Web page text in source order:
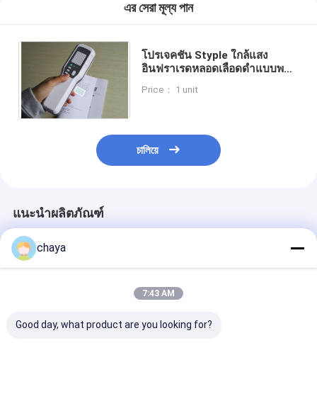
এর সেরা মূল্য পান
โปรเจคชัน Styple ใกล้แสง
อินฟราเรดหลอดเลือดดำแบบพก
ตำแหน่งแพทย์ด้วยความแม่นยำ
Price： 1 unit
চালিয়ে
แนะนำผลิตภัณฑ์
chaya
7:43 AM
Good day, what product are you looking for?